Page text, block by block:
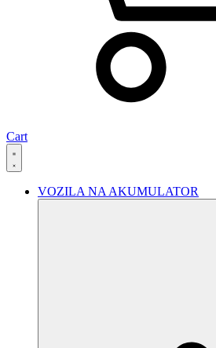
Cart
VOZILA NA AKUMULATOR